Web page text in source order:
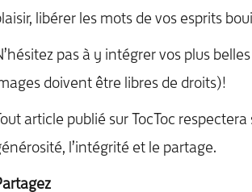
libérer les mots de vos esprits
pas à y intégrer vos plus
doivent être libres de droits)!
article publié sur TocToc
l’intégrité et le partage.